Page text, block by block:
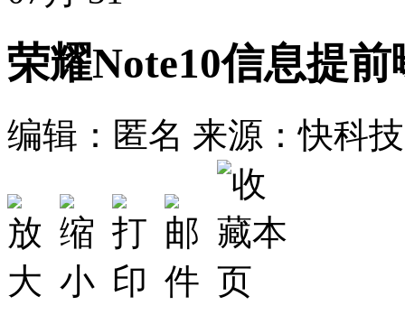
荣耀Note10信息提
编辑：匿名 来源：快科技